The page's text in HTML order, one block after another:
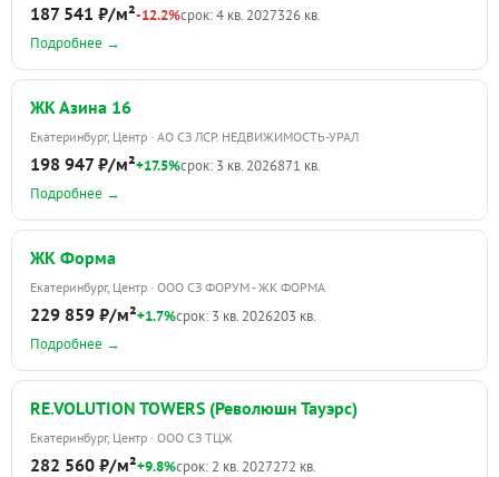
187 541 ₽/м²-12.2%срок: 4 кв. 2027326 кв.
Подробнее →
ЖК Азина 16
Екатеринбург, Центр · АО СЗ ЛСР. НЕДВИЖИМОСТЬ-УРАЛ
198 947 ₽/м²+17.5%срок: 3 кв. 2026871 кв.
Подробнее →
ЖК Форма
Екатеринбург, Центр · ООО СЗ ФОРУМ - ЖК ФОРМА
229 859 ₽/м²+1.7%срок: 3 кв. 2026203 кв.
Подробнее →
RE.VOLUTION TOWERS (Революшн Тауэрс)
Екатеринбург, Центр · ООО СЗ ТЦЖ
282 560 ₽/м²+9.8%срок: 2 кв. 2027272 кв.